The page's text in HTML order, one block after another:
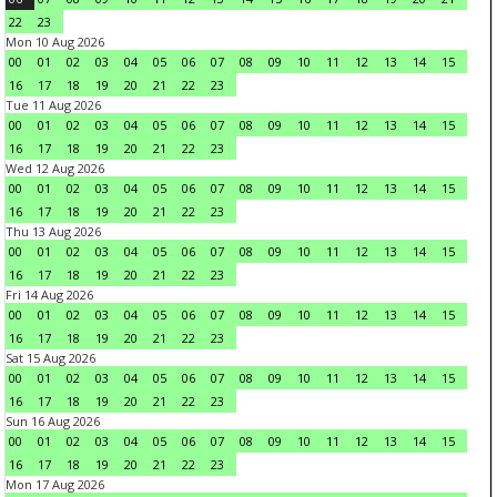
22
23
Mon 10 Aug 2026
00
01 02 03 04 05 06 07 08 09 10 11 12 13 14
15
16
17 18 19 20 21 22
23
Tue 11 Aug 2026
00
01 02 03 04 05 06 07 08 09 10 11 12 13 14
15
16
17 18 19 20 21 22
23
Wed 12 Aug 2026
00
01 02 03 04 05 06 07 08 09 10 11 12 13 14
15
16
17 18 19 20 21 22
23
Thu 13 Aug 2026
00
01 02 03 04 05 06 07 08 09 10 11 12 13 14
15
16
17 18 19 20 21 22
23
Fri 14 Aug 2026
00
01 02 03 04 05 06 07 08 09 10 11 12 13 14
15
16
17 18 19 20 21 22
23
Sat 15 Aug 2026
00
01 02 03 04 05 06 07 08 09 10 11 12 13 14
15
16
17 18 19 20 21 22
23
Sun 16 Aug 2026
00
01 02 03 04 05 06 07 08 09 10 11 12 13 14
15
16
17 18 19 20 21 22
23
Mon 17 Aug 2026